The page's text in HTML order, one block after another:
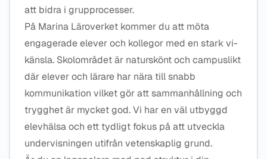
att bidra i grupprocesser.
På Marina Läroverket kommer du att möta
engagerade elever och kollegor med en stark vi-
känsla. Skolområdet är naturskönt och campuslikt
där elever och lärare har nära till snabb
kommunikation vilket gör att sammanhållning och
trygghet är mycket god. Vi har en väl utbyggd
elevhälsa och ett tydligt fokus på att utveckla
undervisningen utifrån vetenskaplig grund.